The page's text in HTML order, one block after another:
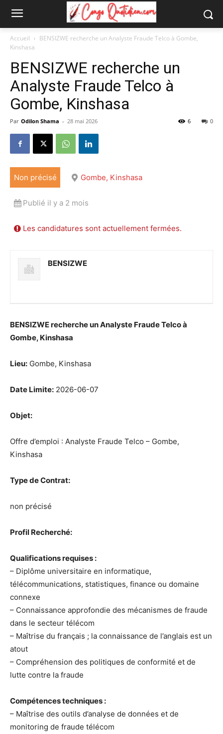
Accueil
BENSIZWE recherche un Analyste Fraude Telco à Gombe,
Kinshasa
BENSIZWE recherche un
Analyste Fraude Telco à
Gombe, Kinshasa
Par Odilon Shama - 28 mai 2026 0
6
Non précisé Gombe, Kinshasa
Publié il y a 2 mois
Les candidatures sont actuellement fermées.
BENSIZWE
BENSIZWE recherche un Analyste Fraude Telco à
Gombe, Kinshasa
Lieu: Gombe, Kinshasa
Date Limite: 2026-06-07
Objet:
Offre d’emploi : Analyste Fraude Telco – Gombe,
Kinshasa
Type de Contrat:
non précisé
Profil Recherché:
Qualifications requises :
– Diplôme universitaire en informatique,
télécommunications, statistiques, finance ou domaine
connexe
– Connaissance approfondie des mécanismes de fraude
dans le secteur télécom
– Maîtrise du français ; la connaissance de l’anglais est un
atout
– Compréhension des politiques de conformité et de
lutte contre la fraude
Compétences techniques :
– Maîtrise des outils d’analyse de données et de
monitoring de fraude télécom